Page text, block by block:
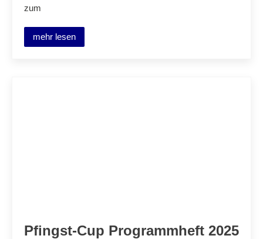
zum
mehr lesen
Pfingst-Cup Programmheft 2025